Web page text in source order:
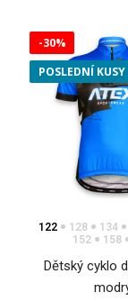
-30%
POSLEDNÍ KUSY
122 128 134
152
158
Dětský cyklo